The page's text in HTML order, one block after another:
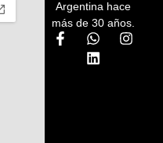
Argentina hace
más de 30 años.